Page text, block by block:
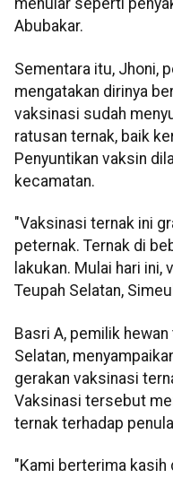
menular seperti
Abubakar.
Sementara itu, Jhoni,
mengatakan dirinya
vaksinasi sudah
ratusan ternak, baik
Penyuntikan vaksin
kecamatan.
"Vaksinasi ternak ini
peternak. Ternak di
lakukan. Mulai hari
Teupah Selatan,
Basri A, pemilik
Selatan,
gerakan vaksinasi
Vaksinasi tersebut
ternak terhadap
"Kami berterima